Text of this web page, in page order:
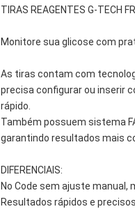
TIRAS REAGENTES G-TECH
Monitore sua glicose com
As tiras contam com
precisa configurar ou inserir
rápido.
Também possuem sistema
garantindo resultados mais
DIFERENCIAIS:
No Code sem ajuste manual,
Resultados rápidos e precisos